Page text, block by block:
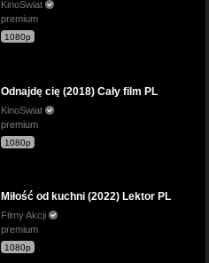
KinoSwiat
premium
1080p
Odnajdę cię (2018) Cały film PL
KinoSwiat
premium
1080p
Miłość od kuchni (2022) Lektor PL
Filmy Akcji
premium
1080p